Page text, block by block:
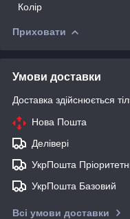
Колір
Приховати
Умови доставки
Доставка здійснюється
Нова Пошта
Делівері
УкрПошта
УкрПошта Базовий
Всі умови доставки